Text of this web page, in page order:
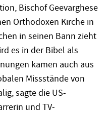
Bischof Geevarghese
Orthodoxen Kirche in
in seinen Bann zieht
es in der Bibel als
kamen auch aus
Missstände von
sagte die US-
und TV-